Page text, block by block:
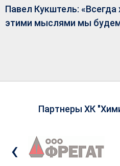
Павел Кукштель: «Всегда
этими мыслями мы будем
Партнеры ХК
‹